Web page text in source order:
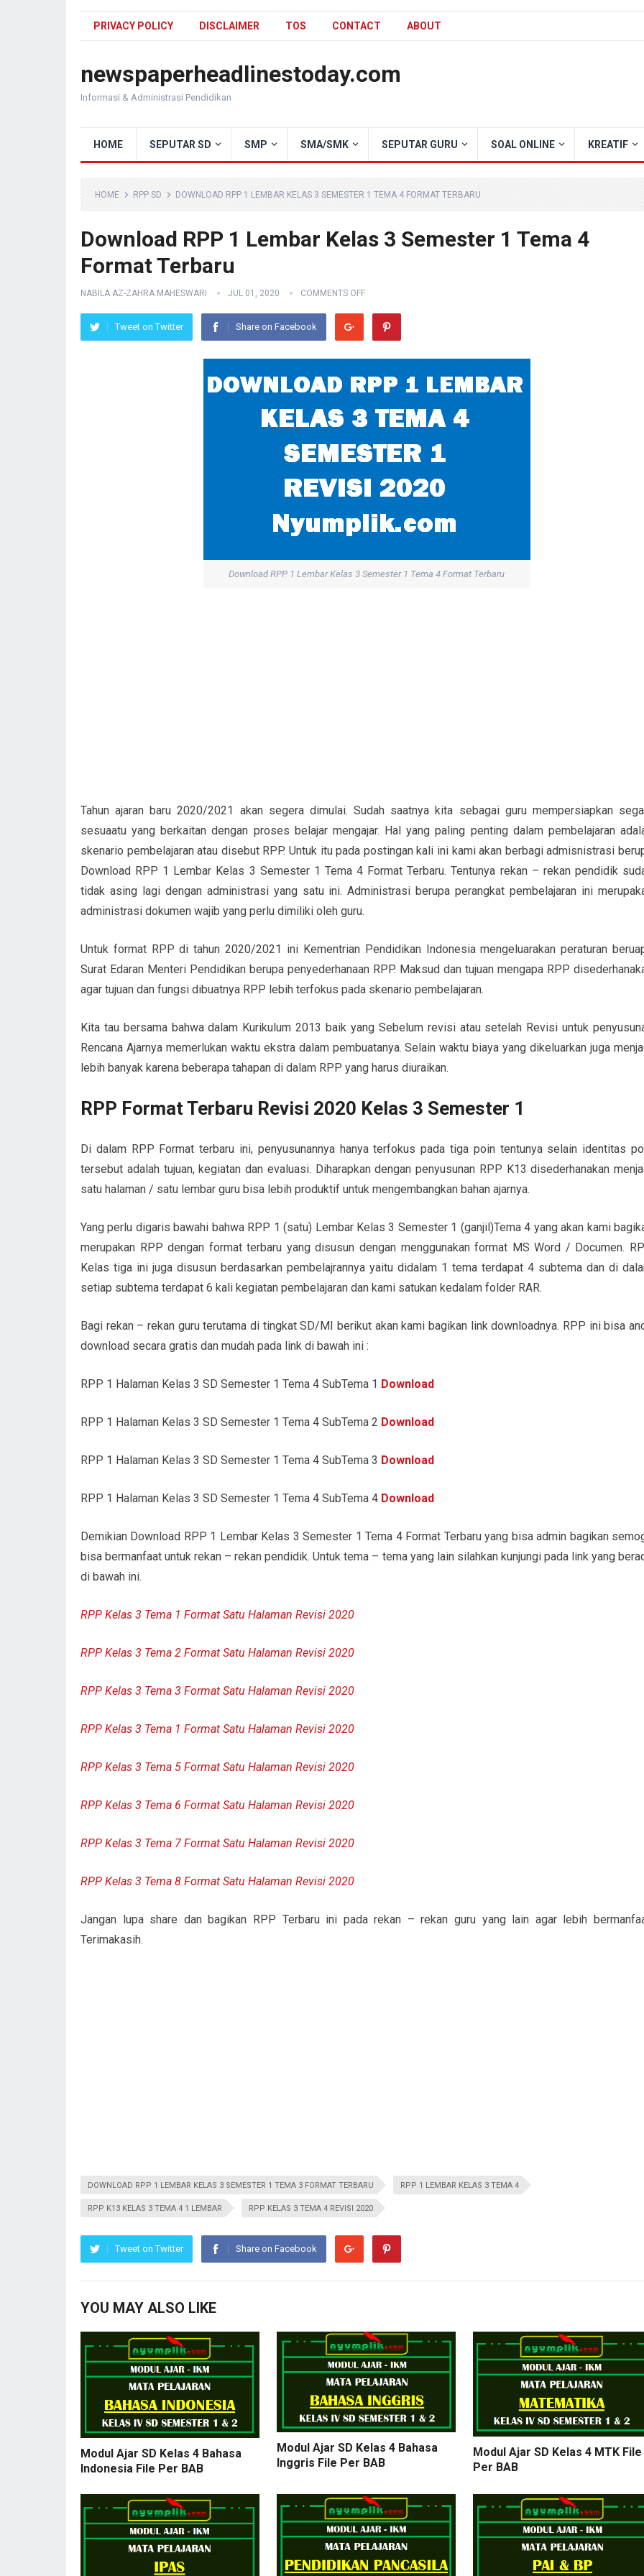
PRIVACY POLICY DISCLAIMER TOS CONTACT ABOUT
newspaperheadlinestoday.com
Informasi & Administrasi Pendidikan
HOME SEPUTAR SD SMP SMA/SMK SEPUTAR GURU SOAL ONLINE KREATIF
HOME RPP SD DOWNLOAD RPP 1 LEMBAR KELAS 3 SEMESTER 1 TEMA 4 FORMAT TERBARU
Download RPP 1 Lembar Kelas 3 Semester 1 Tema 4
Format Terbaru
NABILA AZ-ZAHRA MAHESWARI JUL 01, 2020 COMMENTS OFF
Tweet on Twitter Share on Facebook
Download RPP 1 Lembar Kelas 3 Semester 1 Tema 4 Format Terbaru
Tahun ajaran baru 2020/2021 akan segera dimulai. Sudah saatnya kita sebagai guru mempersiapkan
sesuaatu yang berkaitan dengan proses belajar mengajar. Hal yang paling penting dalam pembelajaran
skenario pembelajaran atau disebut RPP. Untuk itu pada postingan kali ini kami akan berbagi admisnistrasi
Download RPP 1 Lembar Kelas 3 Semester 1 Tema 4 Format Terbaru. Tentunya rekan – rekan pendidik
tidak asing lagi dengan administrasi yang satu ini. Administrasi berupa perangkat pembelajaran ini
administrasi dokumen wajib yang perlu dimiliki oleh guru.
Untuk format RPP di tahun 2020/2021 ini Kementrian Pendidikan Indonesia mengeluarakan peraturan
Surat Edaran Menteri Pendidikan berupa penyederhanaan RPP. Maksud dan tujuan mengapa RPP
agar tujuan dan fungsi dibuatnya RPP lebih terfokus pada skenario pembelajaran.
Kita tau bersama bahwa dalam Kurikulum 2013 baik yang Sebelum revisi atau setelah Revisi untuk
Rencana Ajarnya memerlukan waktu ekstra dalam pembuatanya. Selain waktu biaya yang dikeluarkan juga
lebih banyak karena beberapa tahapan di dalam RPP yang harus diuraikan.
RPP Format Terbaru Revisi 2020 Kelas 3 Semester 1
Di dalam RPP Format terbaru ini, penyusunannya hanya terfokus pada tiga poin tentunya selain identitas
tersebut adalah tujuan, kegiatan dan evaluasi. Diharapkan dengan penyusunan RPP K13 disederhanakan
satu halaman / satu lembar guru bisa lebih produktif untuk mengembangkan bahan ajarnya.
Yang perlu digaris bawahi bahwa RPP 1 (satu) Lembar Kelas 3 Semester 1 (ganjil)Tema 4 yang akan kami
merupakan RPP dengan format terbaru yang disusun dengan menggunakan format MS Word / Documen.
Kelas tiga ini juga disusun berdasarkan pembelajrannya yaitu didalam 1 tema terdapat 4 subtema dan di
setiap subtema terdapat 6 kali kegiatan pembelajaran dan kami satukan kedalam folder RAR.
Bagi rekan – rekan guru terutama di tingkat SD/MI berikut akan kami bagikan link downloadnya. RPP ini bisa
download secara gratis dan mudah pada link di bawah ini :
RPP 1 Halaman Kelas 3 SD Semester 1 Tema 4 SubTema 1 Download
RPP 1 Halaman Kelas 3 SD Semester 1 Tema 4 SubTema 2 Download
RPP 1 Halaman Kelas 3 SD Semester 1 Tema 4 SubTema 3 Download
RPP 1 Halaman Kelas 3 SD Semester 1 Tema 4 SubTema 4 Download
Demikian Download RPP 1 Lembar Kelas 3 Semester 1 Tema 4 Format Terbaru yang bisa admin bagikan
bisa bermanfaat untuk rekan – rekan pendidik. Untuk tema – tema yang lain silahkan kunjungi pada link yang
di bawah ini.
RPP Kelas 3 Tema 1 Format Satu Halaman Revisi 2020
RPP Kelas 3 Tema 2 Format Satu Halaman Revisi 2020
RPP Kelas 3 Tema 3 Format Satu Halaman Revisi 2020
RPP Kelas 3 Tema 1 Format Satu Halaman Revisi 2020
RPP Kelas 3 Tema 5 Format Satu Halaman Revisi 2020
RPP Kelas 3 Tema 6 Format Satu Halaman Revisi 2020
RPP Kelas 3 Tema 7 Format Satu Halaman Revisi 2020
RPP Kelas 3 Tema 8 Format Satu Halaman Revisi 2020
Jangan lupa share dan bagikan RPP Terbaru ini pada rekan – rekan guru yang lain agar lebih
Terimakasih.
DOWNLOAD RPP 1 LEMBAR KELAS 3 SEMESTER 1 TEMA 3 FORMAT TERBARU RPP 1 LEMBAR KELAS 3 TEMA 4
RPP K13 KELAS 3 TEMA 4 1 LEMBAR RPP KELAS 3 TEMA 4 REVISI 2020
Tweet on Twitter Share on Facebook
YOU MAY ALSO LIKE
Modul Ajar SD Kelas 4 Bahasa
Indonesia File Per BAB
Modul Ajar SD Kelas 4 Bahasa
Inggris File Per BAB
Modul Ajar SD Kelas 4 MTK File
Per BAB